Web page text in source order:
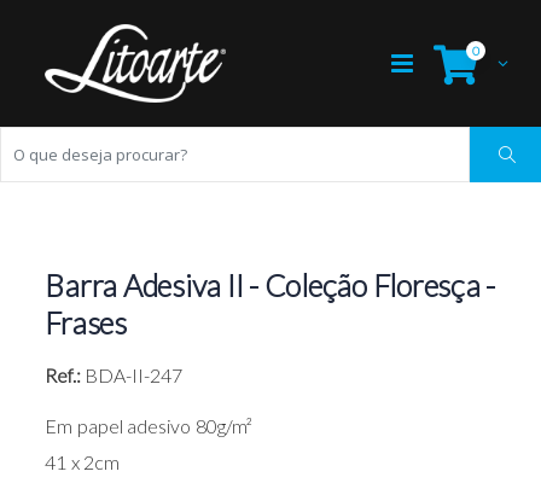
0
Barra Adesiva II - Coleção Floresça -
Frases
Ref.: BDA-II-247
Em papel adesivo 80g/m²
41 x 2cm